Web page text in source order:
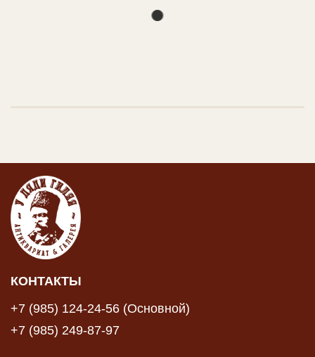
КОНТАКТЫ
+7 (985) 124-24-56 (Основной)
+7 (985) 249-87-97